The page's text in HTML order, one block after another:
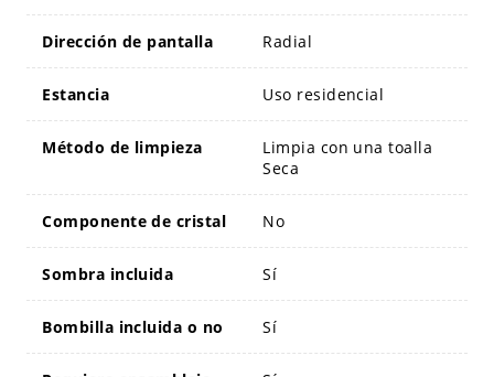
Dirección de pantalla Radial
Estancia Uso residencial
Método de limpieza
Limpia con una toalla
Seca
Componente de cristal No
Sombra incluida Sí
Bombilla incluida o no Sí